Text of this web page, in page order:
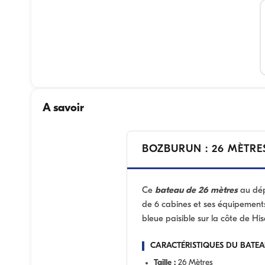
A savoir
BOZBURUN : 26
Ce bateau de 26 mètresau
de 6 cabines et ses
bleue paisible sur la côte de
CARACTÉRISTIQUES DU
Taille : 26 Mètres